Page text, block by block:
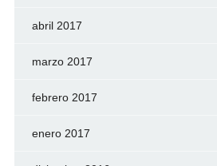
abril 2017
marzo 2017
febrero 2017
enero 2017